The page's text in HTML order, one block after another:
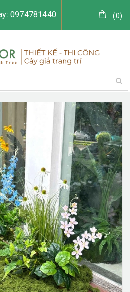
0974781440 (0)
LAN DECOR
TIỂU CẢNH CÂY GIẢ
KHĂN TRẢI BÀN